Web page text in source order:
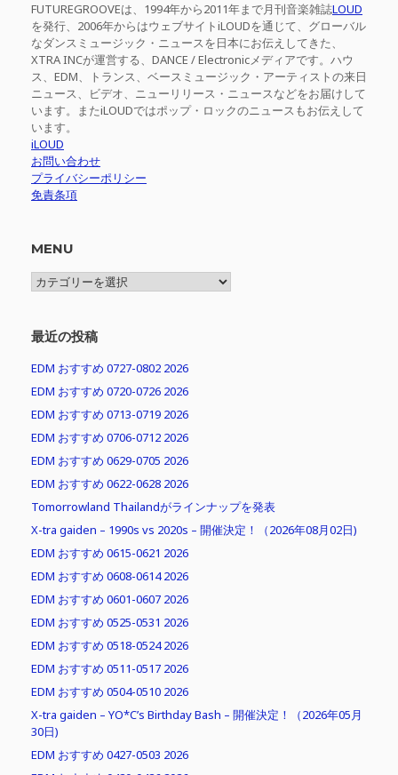
FUTUREGROOVEは、1994年から2011年まで月刊音楽雑誌LOUD
を発行、2006年からはウェブサイトiLOUDを通じて、グローバル
なダンスミュージック・ニュースを日本にお伝えしてきた、
XTRA INCが運営する、DANCE / Electronicメディアです。ハウ
ス、EDM、トランス、ベースミュージック・アーティストの来日
ニュース、ビデオ、ニューリリース・ニュースなどをお届けして
います。またiLOUDではポップ・ロックのニュースもお伝えして
います。
iLOUD
お問い合わせ
プライバシーポリシー
免責条項
MENU
MENU
最近の投稿
EDM おすすめ 0727-0802 2026
EDM おすすめ 0720-0726 2026
EDM おすすめ 0713-0719 2026
EDM おすすめ 0706-0712 2026
EDM おすすめ 0629-0705 2026
EDM おすすめ 0622-0628 2026
Tomorrowland Thailandがラインナップを発表
X-tra gaiden – 1990s vs 2020s – 開催決定！（2026年08月02日)
EDM おすすめ 0615-0621 2026
EDM おすすめ 0608-0614 2026
EDM おすすめ 0601-0607 2026
EDM おすすめ 0525-0531 2026
EDM おすすめ 0518-0524 2026
EDM おすすめ 0511-0517 2026
EDM おすすめ 0504-0510 2026
X-tra gaiden – YO*C’s Birthday Bash – 開催決定！（2026年05月
30日)
EDM おすすめ 0427-0503 2026